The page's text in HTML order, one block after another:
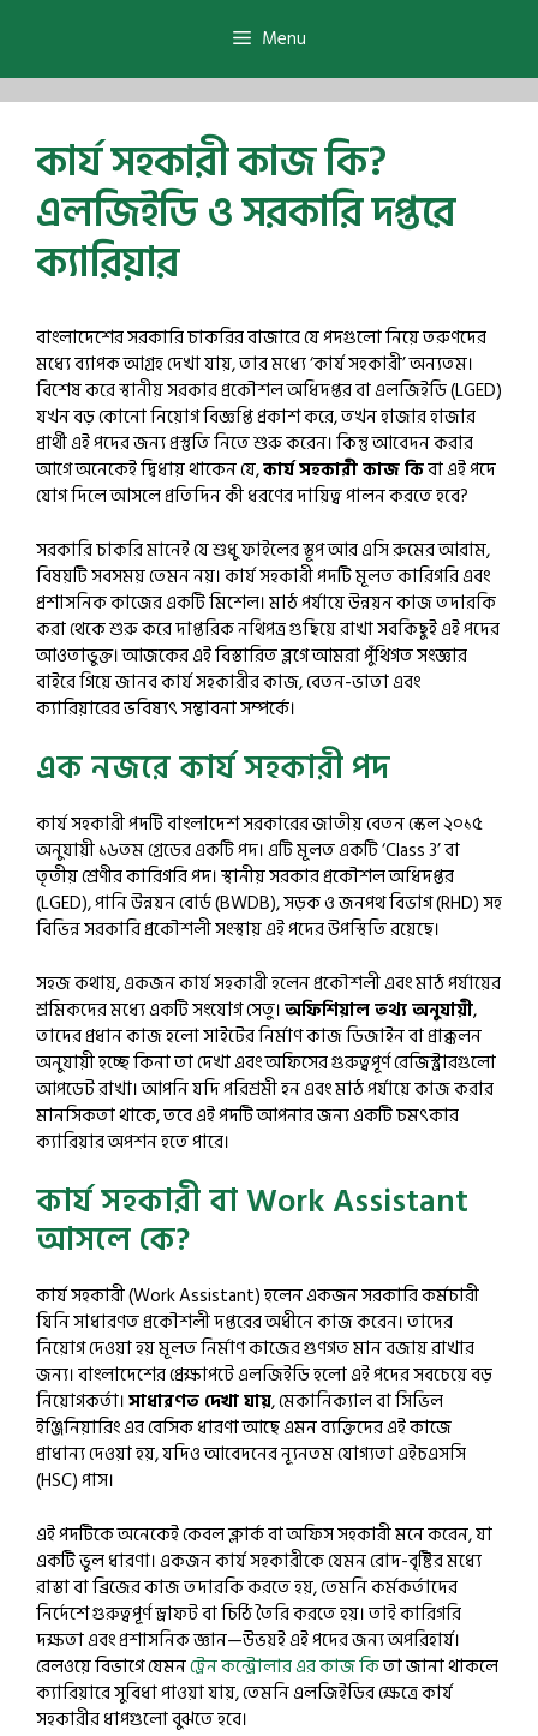
Menu
কার্য সহকারী কাজ কি?
এলজিইডি ও সরকারি দপ্তরে
ক্যারিয়ার
বাংলাদেশের সরকারি চাকরির বাজারে যে পদগুলো নিয়ে তরুণদের
মধ্যে ব্যাপক আগ্রহ দেখা যায়, তার মধ্যে ‘কার্য সহকারী’ অন্যতম।
বিশেষ করে স্থানীয় সরকার প্রকৌশল অধিদপ্তর বা এলজিইডি (LGED)
যখন বড় কোনো নিয়োগ বিজ্ঞপ্তি প্রকাশ করে, তখন হাজার হাজার
প্রার্থী এই পদের জন্য প্রস্তুতি নিতে শুরু করেন। কিন্তু আবেদন করার
আগে অনেকেই দ্বিধায় থাকেন যে,কার্য সহকারী কাজ কিবা এই পদে
যোগ দিলে আসলে প্রতিদিন কী ধরণের দায়িত্ব পালন করতে হবে?
সরকারি চাকরি মানেই যে শুধু ফাইলের স্তূপ আর এসি রুমের আরাম,
বিষয়টি সবসময় তেমন নয়। কার্য সহকারী পদটি মূলত কারিগরি এবং
প্রশাসনিক কাজের একটি মিশেল। মাঠ পর্যায়ে উন্নয়ন কাজ তদারকি
করা থেকে শুরু করে দাপ্তরিক নথিপত্র গুছিয়ে রাখা সবকিছুই এই পদের
আওতাভুক্ত। আজকের এই বিস্তারিত ব্লগে আমরা পুঁথিগত সংজ্ঞার
বাইরে গিয়ে জানব কার্য সহকারীর কাজ, বেতন-ভাতা এবং
ক্যারিয়ারের ভবিষ্যৎ সম্ভাবনা সম্পর্কে।
এক নজরে কার্য সহকারী পদ
কার্য সহকারী পদটি বাংলাদেশ সরকারের জাতীয় বেতন স্কেল ২০১৫
অনুযায়ী ১৬তম গ্রেডের একটি পদ। এটি মূলত একটি ‘Class 3’ বা
তৃতীয় শ্রেণীর কারিগরি পদ। স্থানীয় সরকার প্রকৌশল অধিদপ্তর
(LGED), পানি উন্নয়ন বোর্ড (BWDB), সড়ক ও জনপথ বিভাগ (RHD) সহ
বিভিন্ন সরকারি প্রকৌশলী সংস্থায় এই পদের উপস্থিতি রয়েছে।
সহজ কথায়, একজন কার্য সহকারী হলেন প্রকৌশলী এবং মাঠ পর্যায়ের
শ্রমিকদের মধ্যে একটি সংযোগ সেতু।অফিশিয়াল তথ্য অনুযায়ী,
তাদের প্রধান কাজ হলো সাইটের নির্মাণ কাজ ডিজাইন বা প্রাক্কলন
অনুযায়ী হচ্ছে কিনা তা দেখা এবং অফিসের গুরুত্বপূর্ণ রেজিস্ট্রারগুলো
আপডেট রাখা। আপনি যদি পরিশ্রমী হন এবং মাঠ পর্যায়ে কাজ করার
মানসিকতা থাকে, তবে এই পদটি আপনার জন্য একটি চমৎকার
ক্যারিয়ার অপশন হতে পারে।
কার্য সহকারী বা Work Assistant
আসলে কে?
কার্য সহকারী (Work Assistant) হলেন একজন সরকারি কর্মচারী
যিনি সাধারণত প্রকৌশলী দপ্তরের অধীনে কাজ করেন। তাদের
নিয়োগ দেওয়া হয় মূলত নির্মাণ কাজের গুণগত মান বজায় রাখার
জন্য। বাংলাদেশের প্রেক্ষাপটে এলজিইডি হলো এই পদের সবচেয়ে বড়
নিয়োগকর্তা।সাধারণত দেখা যায়, মেকানিক্যাল বা সিভিল
ইঞ্জিনিয়ারিং এর বেসিক ধারণা আছে এমন ব্যক্তিদের এই কাজে
প্রাধান্য দেওয়া হয়, যদিও আবেদনের ন্যূনতম যোগ্যতা এইচএসসি
(HSC) পাস।
এই পদটিকে অনেকেই কেবল ক্লার্ক বা অফিস সহকারী মনে করেন, যা
একটি ভুল ধারণা। একজন কার্য সহকারীকে যেমন রোদ-বৃষ্টির মধ্যে
রাস্তা বা ব্রিজের কাজ তদারকি করতে হয়, তেমনি কর্মকর্তাদের
নির্দেশে গুরুত্বপূর্ণ ড্রাফট বা চিঠি তৈরি করতে হয়। তাই কারিগরি
দক্ষতা এবং প্রশাসনিক জ্ঞান—উভয়ই এই পদের জন্য অপরিহার্য।
রেলওয়ে বিভাগে যেমনট্রেন কন্ট্রোলার এর কাজ কিতা জানা থাকলে
ক্যারিয়ারে সুবিধা পাওয়া যায়, তেমনি এলজিইডির ক্ষেত্রে কার্য
সহকারীর ধাপগুলো বুঝতে হবে।